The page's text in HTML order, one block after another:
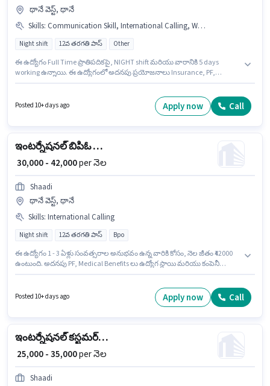
థానే వెస్ట్, థానే
Skills: Communication Skill, International Calling, Wiring
Night shift 12వ తరగతి పాస్ Other
ఈ ఉద్యోగం Full Time ప్రాతిపదికపై, NIGHT shift మరియు వారానికి 5 days
working ఉన్నాయి. ఈ ఉద్యోగంలో అదనపు ప్రయోజనాలు Insurance, PF,
Communication Skill ఉండాలి. ఈ ఖాళీ థానే వెస్ట్, ముంబై లో ఉంది. ఈ
Posted 10+ days ago Apply now Call
ఇంటర్నేషనల్ బిపిఓ ఎగ్జిక్యూటివ్
₹ 30,000 - 42,000per నెల
Shaadi
థానే వెస్ట్, థానే
Skills: International Calling
Night shift 12వ తరగతి పాస్ Bpo
ఈ ఉద్యోగం 1 - 3 ఏళ్లు సంవత్సరాల అనుభవం ఉన్న వారికి కోసం, నెల జీతం ₹42000
ఉంటుంది. అదనపు PF, Medical Benefits లు ఉద్యోగ స్థాయి మరియు కంపెనీ
జరుగుతోంది. అభ్యర్థి పంజాబీ, గుజరాతీ లో నిపుణుడిగా ఉండాలి. ఈ ఉద్యోగం థానే
వెస్ట్, ముంబై లో ఉంది. ఈ ఉద్యోగానికి Fixed జీతం ఇవ్వబడుతుంది.
Posted 10+ days ago Apply now Call
ఇంటర్నేషనల్ కస్టమర్ సపోర్ట్ ఎగ్జిక్యూటివ్
₹ 25,000 - 35,000per నెల
Shaadi